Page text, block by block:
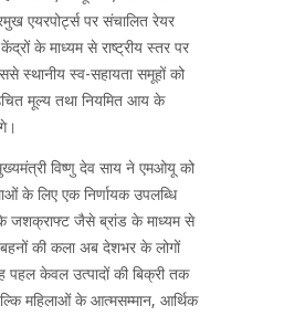
एयरपोर्ट्स पर संचालित रेयर
के माध्यम से राष्ट्रीय स्तर पर
स्थानीय स्व-सहायता समूहों को
मूल्य तथा नियमित आय के
विष्णु देव साय ने एमओयू को
के लिए एक निर्णायक उपलब्धि
जशक्राफ्ट जैसे ब्रांड के माध्यम से
बहनों की कला अब देशभर के लोगों
केवल उत्पादों की बिक्री तक
महिलाओं के आत्मसम्मान, आर्थिक